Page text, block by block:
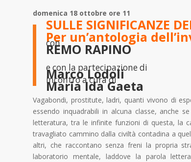
domenica 18 ottobre ore 11
SULLE SIGNIFICANZE
Per un’antologia
con
REMO RAPINO
e con la partecipazione di
Marco Lodoli
incontro a cura di
Maria Ida Gaeta
Vagabondi, prostitute, ladri, quanti vivono di
essendo inquadrabili in alcuna classe, anche
letteratura, tra le infinite funzioni di questa, la
travagliato cammino dalla civiltà contadina a
altri, che raccontano senza freni la propria
laboratorio mentale, laddove la parola